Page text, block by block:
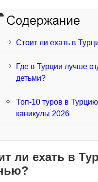
Стоит ли ехать в
Где в Турции лучше
детьми?
Топ-10 туров в
каникулы 2026
ли ехать в